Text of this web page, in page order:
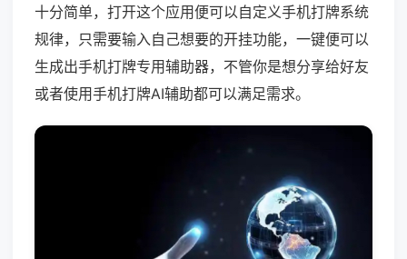
十分简单，打开这个应用便可以自定义手机打牌系统
规律，只需要输入自己想要的开挂功能，一键便可以
生成出手机打牌专用辅助器，不管你是想分享给好友
或者使用手机打牌AI辅助都可以满足需求。